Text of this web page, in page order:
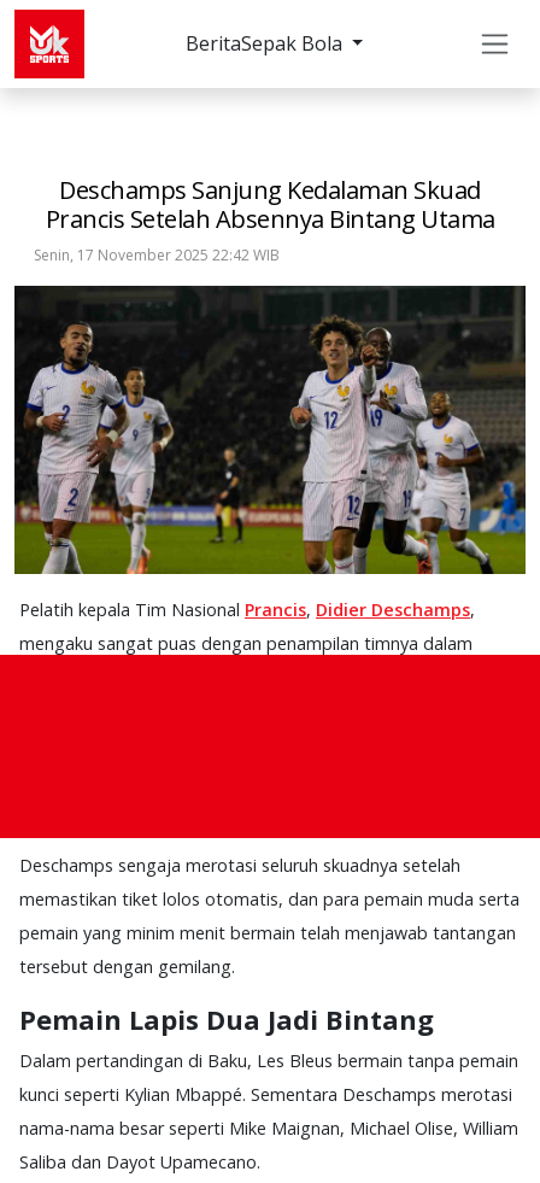
BeritaSepak Bola
Deschamps Sanjung Kedalaman Skuad
Prancis Setelah Absennya Bintang Utama
Senin, 17 November 2025 22:42 WIB
Pelatih kepala Tim Nasional Prancis, Didier Deschamps,
mengaku sangat puas dengan penampilan timnya dalam
Deschamps sengaja merotasi seluruh skuadnya setelah
memastikan tiket lolos otomatis, dan para pemain muda serta
pemain yang minim menit bermain telah menjawab tantangan
tersebut dengan gemilang.
Pemain Lapis Dua Jadi Bintang
Dalam pertandingan di Baku, Les Bleus bermain tanpa pemain
kunci seperti Kylian Mbappé. Sementara Deschamps merotasi
nama-nama besar seperti Mike Maignan, Michael Olise, William
Saliba dan Dayot Upamecano.